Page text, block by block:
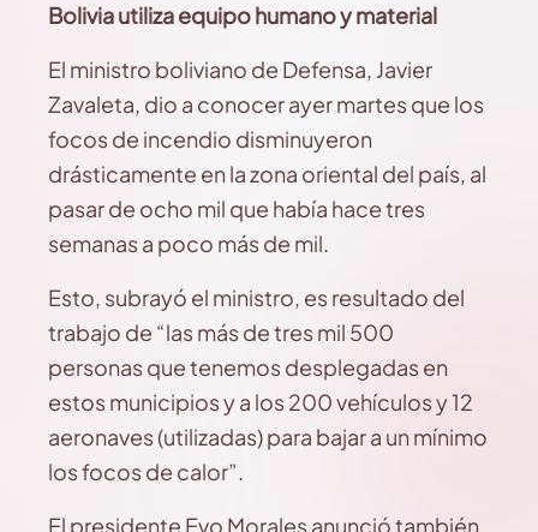
Bolivia utiliza equipo humano y material
El ministro boliviano de Defensa, Javier
Zavaleta, dio a conocer ayer martes que los
focos de incendio disminuyeron
drásticamente en la zona oriental del país, al
pasar de ocho mil que había hace tres
semanas a poco más de mil.
Esto, subrayó el ministro, es resultado del
trabajo de “las más de tres mil 500
personas que tenemos desplegadas en
estos municipios y a los 200 vehículos y 12
aeronaves (utilizadas) para bajar a un mínimo
los focos de calor”.
El presidente Evo Morales anunció también